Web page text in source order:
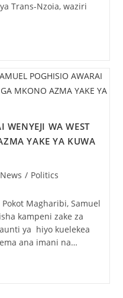
Trans-Nzoia, waziri
WENYEJI WA WEST
YAKE YA KUWA
/ Politics
Magharibi, Samuel
kampeni zake za
ya hiyo kuelekea
ana imani na…